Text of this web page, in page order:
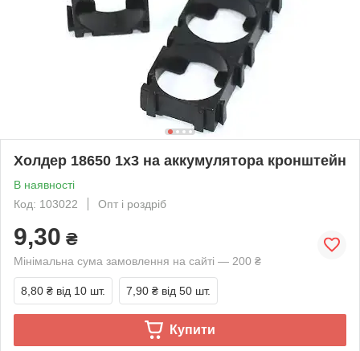
Холдер 18650 1х3 на аккумулятора кронштейн
В наявності
Код: 103022
Опт і роздріб
9,30 ₴
Мінімальна сума замовлення на сайті — 200 ₴
8,80 ₴ від 10 шт. 7,90 ₴ від 50 шт.
Купити